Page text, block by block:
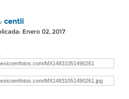
centli
Enero 02, 2017